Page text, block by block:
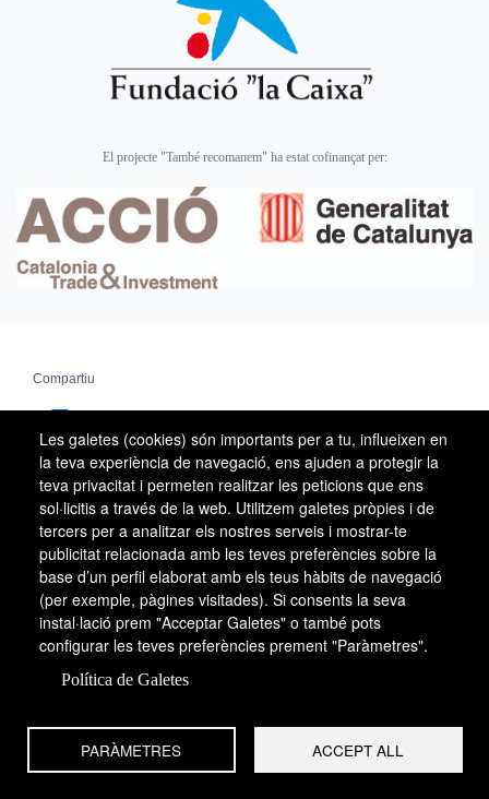
El projecte "També recomanem" ha estat cofinançat per:
Compartiu
X
Email
WhatsApp
Les galetes (cookies) són importants per a tu, influeixen en
la teva experiència de navegació, ens ajuden a protegir la
teva privacitat i permeten realitzar les peticions que ens
sol·licitis a través de la web. Utilitzem galetes pròpies i de
tercers per a analitzar els nostres serveis i mostrar-te
publicitat relacionada amb les teves preferències sobre la
base d’un perfil elaborat amb els teus hàbits de navegació
(per exemple, pàgines visitades). Si consents la seva
instal·lació prem "Acceptar Galetes" o també pots
configurar les teves preferències prement "Paràmetres".
Política de Galetes
PARÀMETRES ACCEPT ALL